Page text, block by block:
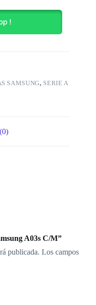
!
SAMSUNG, SERIE A
A03s C/M”
publicada. Los campos